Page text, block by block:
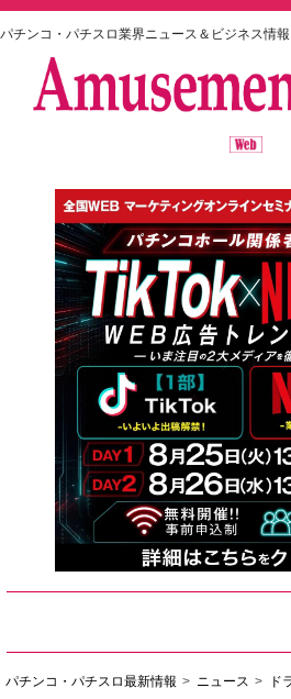
パチンコ・パチスロ業界ニュース＆ビジネス情報
パチンコ・パチスロ最新情報 ニュース ド